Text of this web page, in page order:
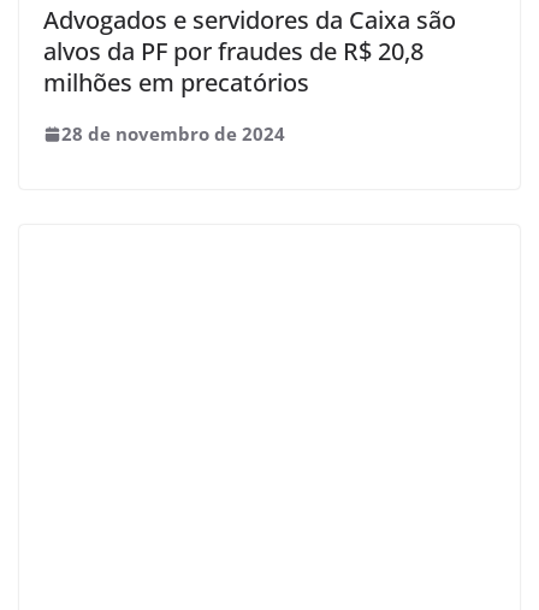
Advogados e servidores da Caixa são
alvos da PF por fraudes de R$ 20,8
milhões em precatórios
28 de novembro de 2024